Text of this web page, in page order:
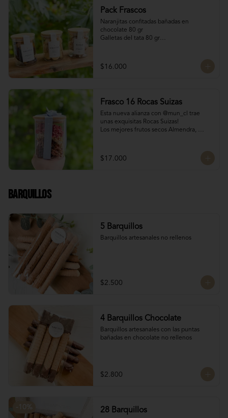
Pack Frascos
Naranjitas confitadas bañadas en
chocolate 80 gr
Galletas del tata 80 gr
$16.000
Frasco 16 Rocas Suizas
Esta nueva alianza con @mun_cl trae
unas exquisitas Rocas Suizas!
Los mejores frutos secos Almendra,
4 tipos de chocolate
Chocolate Bitter
$17.000
Barquillos
5 Barquillos
Barquillos artesanales no rellenos
$2.500
4 Barquillos Chocolate
Barquillos artesanales con las puntas
bañadas en chocolate no rellenos
$2.800
28 Barquillos